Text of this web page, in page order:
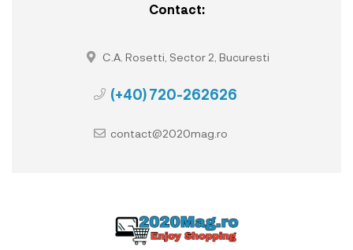
Contact:
C.A. Rosetti, Sector 2, Bucuresti
(+40) 720-262626
contact@2020mag.ro